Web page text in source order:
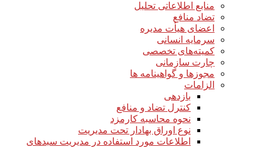
منابع اطلاعاتی تحلیل
تضاد منافع
اعضای هیأت مدیره
سرمایه انسانی
کمیته‌های تخصصی
چارت سازمانی
مجوزها و گواهینامه ها
الزامات
بازدهی
کنترل تضاد و منافع
نحوه محاسبه کارمزد
نوع اوراق بهادار تحت مدیریت
اطلاعات مورد استفاده در مدیریت سبدهای